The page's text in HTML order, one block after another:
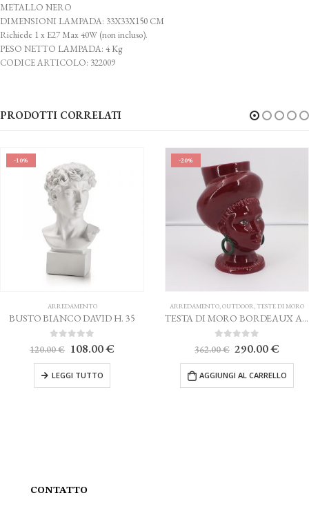
METALLO NERO
DIMENSIONI LAMPADA: 33X33X150 CM
Richiede 1 x E27 Max 40W (non incluso).
PESO NETTO LAMPADA: 4 Kg
CODICE ARTICOLO: 322009
PRODOTTI CORRELATI
-10%
ARREDAMENTO
BUSTO BIANCO DAVID H. 35
Su 5
120.00€ Il
originale
era:
120.00 €.
108.00€Il
LEGGI TUTTO
-20%
ARREDAMENTO,OUTDOOR,TESTE DI MORO
TESTA DI MORO BORDEAUX AGAREN CALTAGIRONE H. 38 cm.
Su 5
362.00€ Il
originale
era:
362.00 €.
290.00€Il
è:
AGGIUNGI AL CARRELLO
CONTATTO